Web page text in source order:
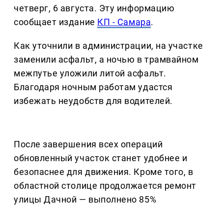
четверг, 6 августа. Эту информацию
сообщает издание КП - Самара.
Как уточнили в администрации, на участке
заменили асфальт, а ночью в трамвайном
межпутье уложили литой асфальт.
Благодаря ночным работам удастся
избежать неудобств для водителей.
После завершения всех операций
обновленный участок станет удобнее и
безопаснее для движения. Кроме того, в
областной столице продолжается ремонт
улицы Дачной — выполнено 85%